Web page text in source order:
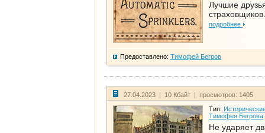
Лучшие
подробнее
Предоставлено: Тимофей Бегров
27.04.2023 | 10 Кбайт | просмотров: 1405
Тип:
Тимофея Бегрова
Не ударяет